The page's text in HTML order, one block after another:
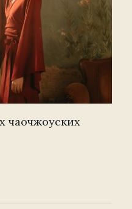
чаочжоуских